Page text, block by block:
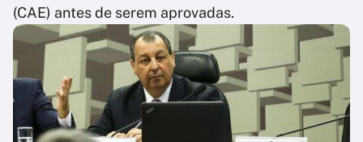
(CAE) antes de serem aprovadas.